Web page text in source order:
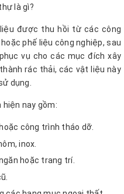
là gì?
được thu hồi từ các công
phế liệu công nghiệp, sau
vụ cho các mục đích xây
rác thải, các vật liệu này
dụng.
hiện nay gồm:
công trình tháo dỡ.
inox.
hoặc trang trí.